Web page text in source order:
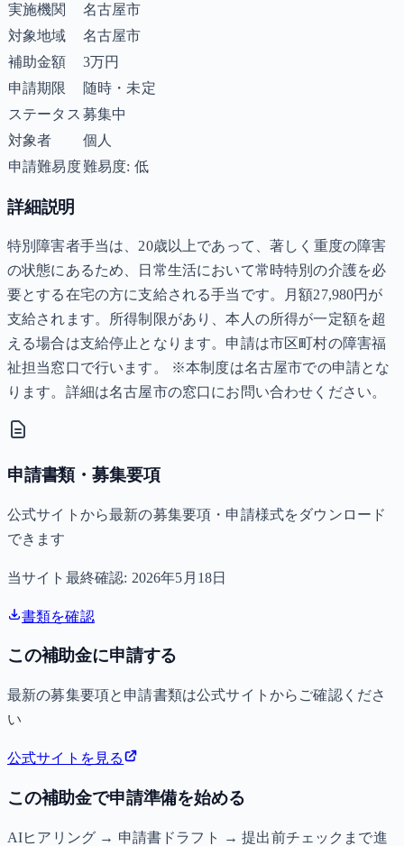
実施機関
名古屋市
対象地域
名古屋市
補助金額
3万円
申請期限
随時・未定
ステータス 募集中
対象者
個人
申請難易度難易度: 低
詳細説明
特別障害者手当は、20歳以上であって、著しく重度の障害
の状態にあるため、日常生活において常時特別の介護を必
要とする在宅の方に支給される手当です。月額27,980円が
支給されます。所得制限があり、本人の所得が一定額を超
える場合は支給停止となります。申請は市区町村の障害福
祉担当窓口で行います。 ※本制度は名古屋市での申請とな
ります。詳細は名古屋市の窓口にお問い合わせください。
申請書類・募集要項
公式サイトから最新の募集要項・申請様式をダウンロード
できます
当サイト最終確認: 2026年5月18日
書類を確認
この補助金に申請する
最新の募集要項と申請書類は公式サイトからご確認くださ
い
公式サイトを見る
この補助金で申請準備を始める
AIヒアリング → 申請書ドラフト → 提出前チェックまで進